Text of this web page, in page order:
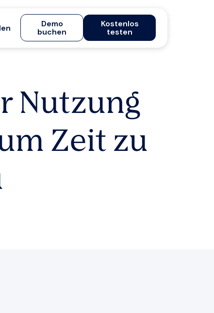
Demo
buchen
Kostenlos
testen
Nutzung
Zeit zu